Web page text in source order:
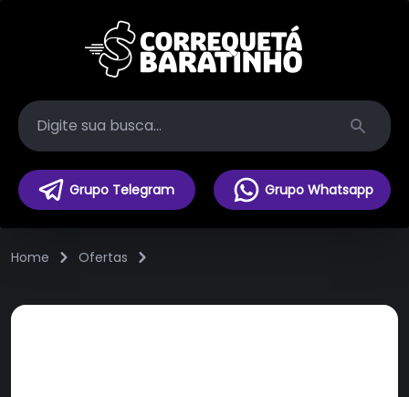
Search
Grupo Telegram Grupo Whatsapp
Home Ofertas